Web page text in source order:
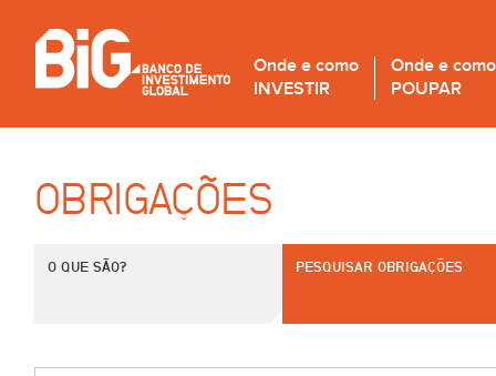
Onde e como
INVESTIR
Onde e como
POUPAR
OBRIGAÇÕES
O QUE SÃO? PESQUISAR OBRIGAÇÕES